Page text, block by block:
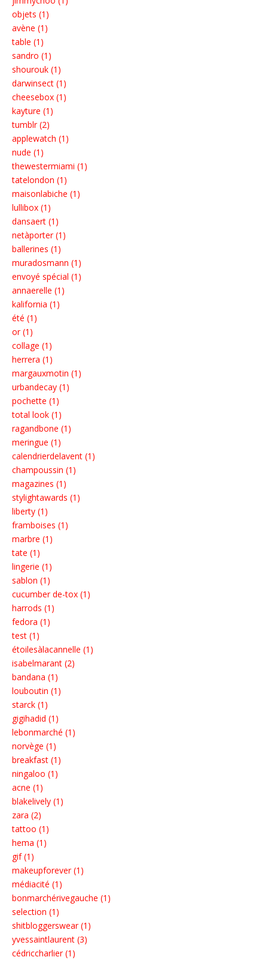
objets (1)
avène (1)
table (1)
sandro (1)
shourouk (1)
darwinsect (1)
cheesebox (1)
kayture (1)
tumblr (2)
applewatch (1)
nude (1)
thewestermiami (1)
tatelondon (1)
maisonlabiche (1)
lullibox (1)
dansaert (1)
netàporter (1)
ballerines (1)
muradosmann (1)
envoyé spécial (1)
annaerelle (1)
kalifornia (1)
été (1)
or (1)
collage (1)
herrera (1)
margauxmotin (1)
urbandecay (1)
pochette (1)
total look (1)
ragandbone (1)
meringue (1)
calendrierdelavent (1)
champoussin (1)
magazines (1)
stylightawards (1)
liberty (1)
framboises (1)
marbre (1)
tate (1)
lingerie (1)
sablon (1)
cucumber de-tox (1)
harrods (1)
fedora (1)
test (1)
étoilesàlacannelle (1)
isabelmarant (2)
bandana (1)
louboutin (1)
starck (1)
gigihadid (1)
lebonmarché (1)
norvège (1)
breakfast (1)
ningaloo (1)
acne (1)
blakelively (1)
zara (2)
tattoo (1)
hema (1)
gif (1)
makeupforever (1)
médiacité (1)
bonmarchérivegauche (1)
selection (1)
shitbloggerswear (1)
yvessaintlaurent (3)
cédriccharlier (1)